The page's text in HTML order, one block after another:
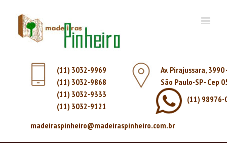
(11) 3032-9969
(11) 3032-9868
(11) 3032-9333
(11) 3032-9121
Av. Pirajussara,
São Paulo-SP - Cep
(11) 98976-
madeiraspinheiro@madeiraspinheiro.com.br